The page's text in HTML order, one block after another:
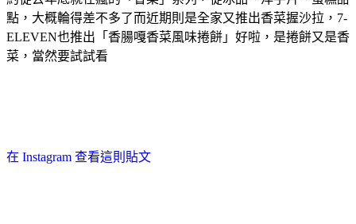
點，大概輪得差不多了而近期則是全家又推出香菜握沙拉，7-
ELEVEN也推出「香腸嘎香菜風味捲餅」好啦，是捲餅又是香
菜，當然要試試看
在 Instagram 查看這則貼文